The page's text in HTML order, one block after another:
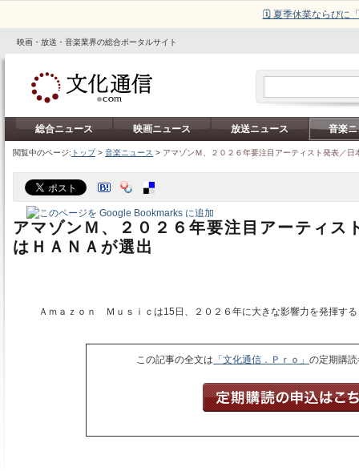
🗓️ 夏季休業ならびに
映画・放送・音楽業界の総合ポータルサイト
総合ニュース 映画ニュース 放送ニュース 音楽
閲覧中のページ: トップ> 音楽ニュース > アマゾンＭ、２０２６年要注目アーティスト発表／日
アマゾンＭ、２０２６年要注目アーティス
はＨＡＮＡが選出
Ａｍａｚｏｎ Ｍｕｓｉｃは15日、２０２６年に大きな影響力を発揮す
この記事の全文は 「文化通信．Ｐｒｏ」の定期購